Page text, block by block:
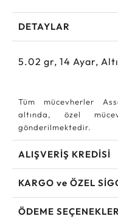
DETAYLAR
5.02 gr, 14 Ayar,
Tüm mücevherler
altında, özel
gönderilmektedir.
ALIŞVERİŞ KREDİSİ
KARGO ve ÖZEL
ÖDEME